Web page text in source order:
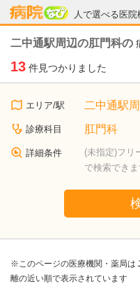
人で選べる医院
病院なび
二中通駅周辺の肛門科の
13 件見つかりました
エリア/駅 二中通駅
診療科目 肛門科
詳細条件
(未指定)フリ
で検索できま
※このページの医療機関・薬局は
離の近い順で表示されています